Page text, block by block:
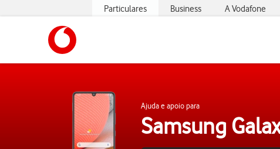
Particulares Business A Vodafone
Ajuda e apoio para
Samsung